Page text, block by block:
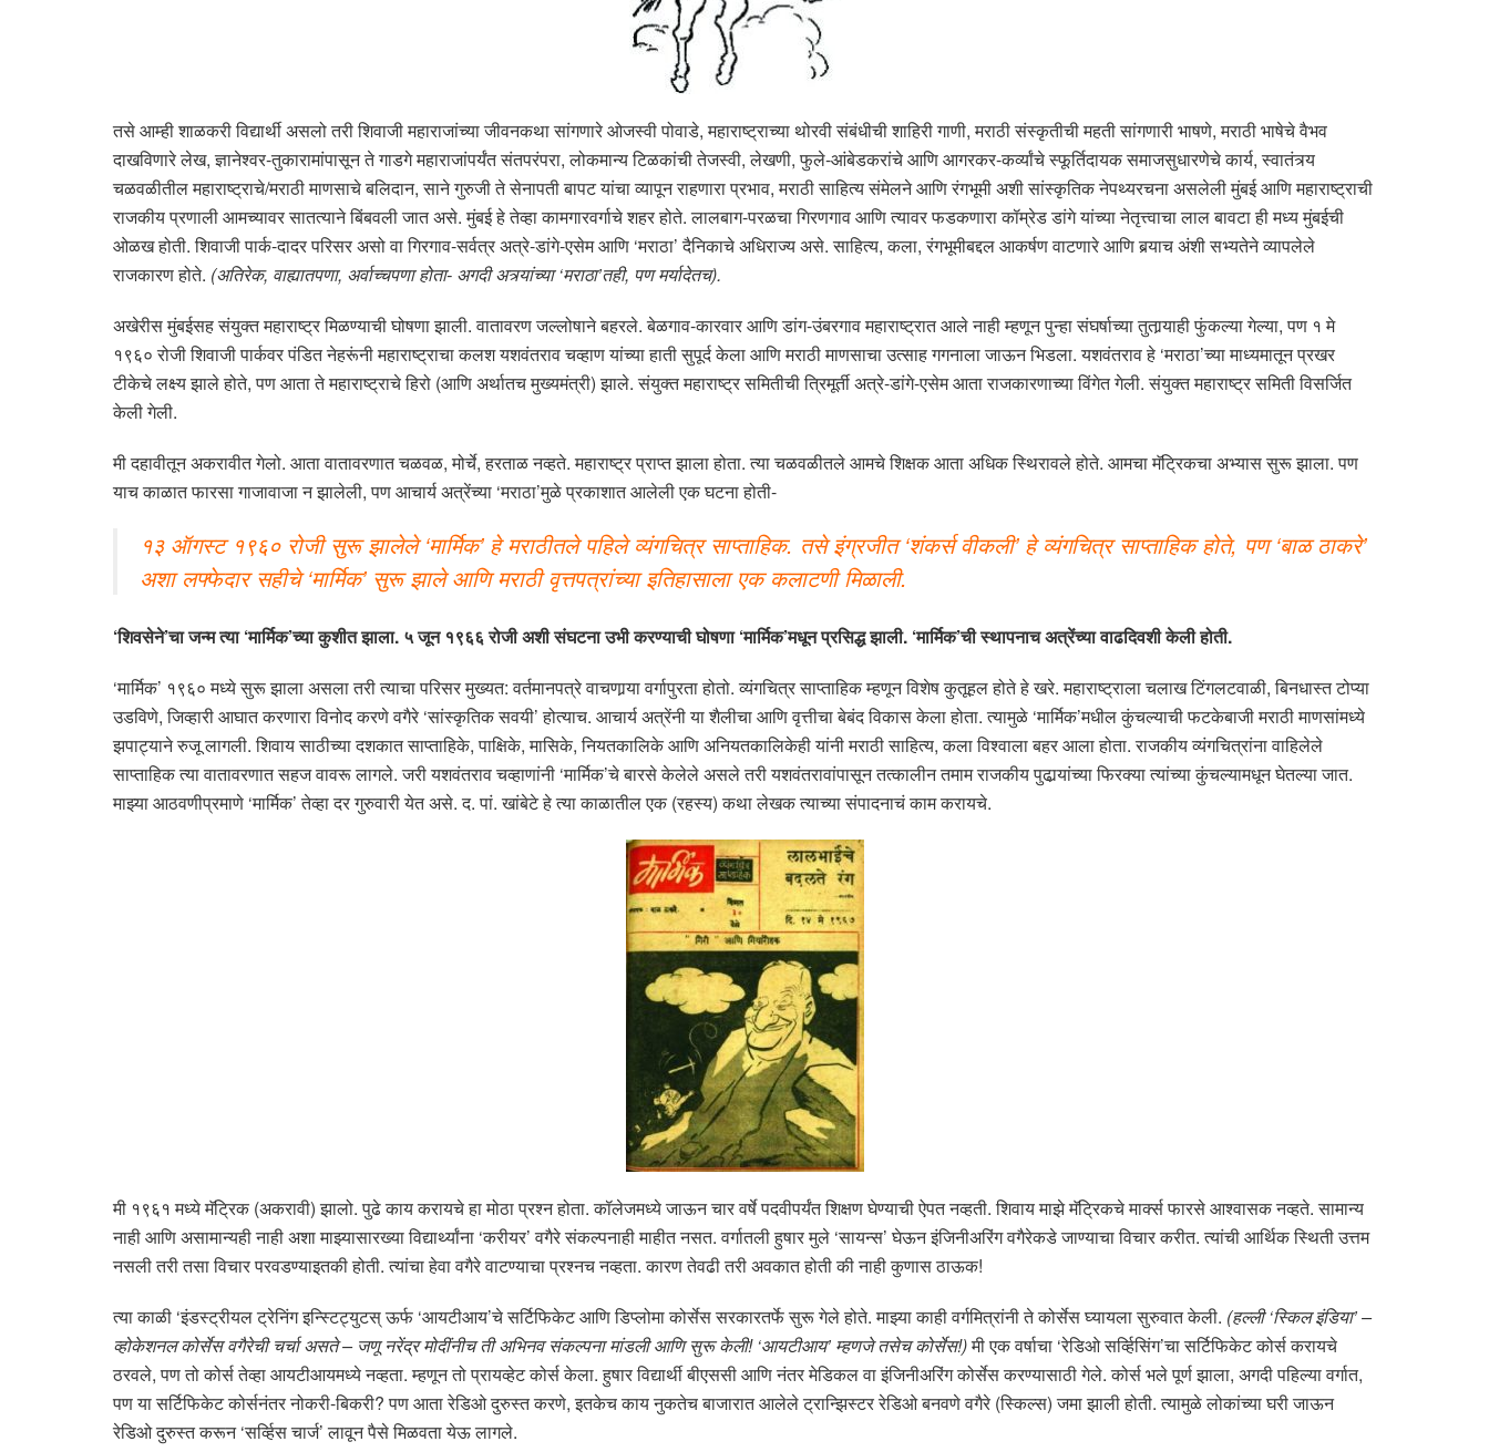
तसे आम्ही शाळकरी विद्यार्थी असलो तरी शिवाजी महाराजांच्या जीवनकथा सांगणारे ओजस्वी पोवाडे, महाराष्ट्राच्या थोरवी संबंधीची शाहिरी गाणी, मराठी संस्कृतीची महती सांगणारी भाषणे, मराठी भाषेचे वैभव
दाखविणारे लेख, ज्ञानेश्वर-तुकारामांपासून ते गाडगे महाराजांपर्यंत संतपरंपरा, लोकमान्य टिळकांची तेजस्वी, लेखणी, फुले-आंबेडकरांचे आणि आगरकर-कर्व्यांचे स्फूर्तिदायक समाजसुधारणेचे कार्य, स्वातंत्र्य
चळवळीतील महाराष्ट्राचे/मराठी माणसाचे बलिदान, साने गुरुजी ते सेनापती बापट यांचा व्यापून राहणारा प्रभाव, मराठी साहित्य संमेलने आणि रंगभूमी अशी सांस्कृतिक नेपथ्यरचना असलेली मुंबई आणि महाराष्ट्राची
राजकीय प्रणाली आमच्यावर सातत्याने बिंबवली जात असे. मुंबई हे तेव्हा कामगारवर्गाचे शहर होते. लालबाग-परळचा गिरणगाव आणि त्यावर फडकणारा कॉम्रेड डांगे यांच्या नेतृत्त्वाचा लाल बावटा ही मध्य मुंबईची
ओळख होती. शिवाजी पार्क-दादर परिसर असो वा गिरगाव-सर्वत्र अत्रे-डांगे-एसेम आणि ‘मराठा’ दैनिकाचे अधिराज्य असे. साहित्य, कला, रंगभूमीबद्दल आकर्षण वाटणारे आणि बर्‍याच अंशी सभ्यतेने व्यापलेले
राजकारण होते. (अतिरेक, वाह्यातपणा, अर्वाच्चपणा होता- अगदी अत्र्यांच्या ‘मराठा’तही, पण मर्यादेतच).
अखेरीस मुंबईसह संयुक्त महाराष्ट्र मिळण्याची घोषणा झाली. वातावरण जल्लोषाने बहरले. बेळगाव-कारवार आणि डांग-उंबरगाव महाराष्ट्रात आले नाही म्हणून पुन्हा संघर्षाच्या तुतार्‍याही फुंकल्या गेल्या, पण १ मे
१९६० रोजी शिवाजी पार्कवर पंडित नेहरूंनी महाराष्ट्राचा कलश यशवंतराव चव्हाण यांच्या हाती सुपूर्द केला आणि मराठी माणसाचा उत्साह गगनाला जाऊन भिडला. यशवंतराव हे ‘मराठा’च्या माध्यमातून प्रखर
टीकेचे लक्ष्य झाले होते, पण आता ते महाराष्ट्राचे हिरो (आणि अर्थातच मुख्यमंत्री) झाले. संयुक्त महाराष्ट्र समितीची त्रिमूर्ती अत्रे-डांगे-एसेम आता राजकारणाच्या विंगेत गेली. संयुक्त महाराष्ट्र समिती विसर्जित
केली गेली.
मी दहावीतून अकरावीत गेलो. आता वातावरणात चळवळ, मोर्चे, हरताळ नव्हते. महाराष्ट्र प्राप्त झाला होता. त्या चळवळीतले आमचे शिक्षक आता अधिक स्थिरावले होते. आमचा मॅट्रिकचा अभ्यास सुरू झाला. पण
याच काळात फारसा गाजावाजा न झालेली, पण आचार्य अत्रेंच्या ‘मराठा’मुळे प्रकाशात आलेली एक घटना होती-
१३ ऑगस्ट १९६० रोजी सुरू झालेले ‘मार्मिक’ हे मराठीतले पहिले व्यंगचित्र साप्ताहिक. तसे इंग्रजीत ‘शंकर्स वीकली’ हे व्यंगचित्र साप्ताहिक होते, पण ‘बाळ ठाकरे’
अशा लफ्फेदार सहीचे ‘मार्मिक’ सुरू झाले आणि मराठी वृत्तपत्रांच्या इतिहासाला एक कलाटणी मिळाली.
‘शिवसेने’चा जन्म त्या ‘मार्मिक’च्या कुशीत झाला. ५ जून १९६६ रोजी अशी संघटना उभी करण्याची घोषणा ‘मार्मिक’मधून प्रसिद्ध झाली. ‘मार्मिक’ची स्थापनाच अत्रेंच्या वाढदिवशी केली होती.
‘मार्मिक’ १९६० मध्ये सुरू झाला असला तरी त्याचा परिसर मुख्यत: वर्तमानपत्रे वाचणार्‍या वर्गापुरता होतो. व्यंगचित्र साप्ताहिक म्हणून विशेष कुतूहल होते हे खरे. महाराष्ट्राला चलाख टिंगलटवाळी, बिनधास्त टोप्या
उडविणे, जिव्हारी आघात करणारा विनोद करणे वगैरे ‘सांस्कृतिक सवयी’ होत्याच. आचार्य अत्रेंनी या शैलीचा आणि वृत्तीचा बेबंद विकास केला होता. त्यामुळे ‘मार्मिक’मधील कुंचल्याची फटकेबाजी मराठी माणसांमध्ये
झपाट्याने रुजू लागली. शिवाय साठीच्या दशकात साप्ताहिके, पाक्षिके, मासिके, नियतकालिके आणि अनियतकालिकेही यांनी मराठी साहित्य, कला विश्वाला बहर आला होता. राजकीय व्यंगचित्रांना वाहिलेले
साप्ताहिक त्या वातावरणात सहज वावरू लागले. जरी यशवंतराव चव्हाणांनी ‘मार्मिक’चे बारसे केलेले असले तरी यशवंतरावांपासून तत्कालीन तमाम राजकीय पुढार्‍यांच्या फिरक्या त्यांच्या कुंचल्यामधून घेतल्या जात.
माझ्या आठवणीप्रमाणे ‘मार्मिक’ तेव्हा दर गुरुवारी येत असे. द. पां. खांबेटे हे त्या काळातील एक (रहस्य) कथा लेखक त्याच्या संपादनाचं काम करायचे.
मी १९६१ मध्ये मॅट्रिक (अकरावी) झालो. पुढे काय करायचे हा मोठा प्रश्न होता. कॉलेजमध्ये जाऊन चार वर्षे पदवीपर्यंत शिक्षण घेण्याची ऐपत नव्हती. शिवाय माझे मॅट्रिकचे मार्क्स फारसे आश्वासक नव्हते. सामान्य
नाही आणि असामान्यही नाही अशा माझ्यासारख्या विद्यार्थ्यांना ‘करीयर’ वगैरे संकल्पनाही माहीत नसत. वर्गातली हुषार मुले ‘सायन्स’ घेऊन इंजिनीअरिंग वगैरेकडे जाण्याचा विचार करीत. त्यांची आर्थिक स्थिती उत्तम
नसली तरी तसा विचार परवडण्याइतकी होती. त्यांचा हेवा वगैरे वाटण्याचा प्रश्नच नव्हता. कारण तेवढी तरी अवकात होती की नाही कुणास ठाऊक!
त्या काळी ‘इंडस्ट्रीयल ट्रेनिंग इन्स्टिट्युटस् ऊर्फ ‘आयटीआय’चे सर्टिफिकेट आणि डिप्लोमा कोर्सेस सरकारतर्फे सुरू गेले होते. माझ्या काही वर्गमित्रांनी ते कोर्सेस घ्यायला सुरुवात केली. (हल्ली ‘स्किल इंडिया’ –
व्होकेशनल कोर्सेस वगैरेची चर्चा असते – जणू नरेंद्र मोदींनीच ती अभिनव संकल्पना मांडली आणि सुरू केली! ‘आयटीआय’ म्हणजे तसेच कोर्सेस!)मी एक वर्षाचा ‘रेडिओ सर्व्हिसिंग’चा सर्टिफिकेट कोर्स करायचे
ठरवले, पण तो कोर्स तेव्हा आयटीआयमध्ये नव्हता. म्हणून तो प्रायव्हेट कोर्स केला. हुषार विद्यार्थी बीएससी आणि नंतर मेडिकल वा इंजिनीअरिंग कोर्सेस करण्यासाठी गेले. कोर्स भले पूर्ण झाला, अगदी पहिल्या वर्गात,
पण या सर्टिफिकेट कोर्सनंतर नोकरी-बिकरी? पण आता रेडिओ दुरुस्त करणे, इतकेच काय नुकतेच बाजारात आलेले ट्रान्झिस्टर रेडिओ बनवणे वगैरे (स्किल्स) जमा झाली होती. त्यामुळे लोकांच्या घरी जाऊन
रेडिओ दुरुस्त करून ‘सर्व्हिस चार्ज’ लावून पैसे मिळवता येऊ लागले.